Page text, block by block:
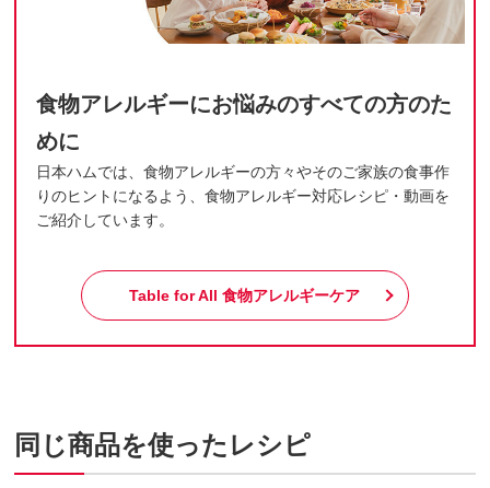
食物アレルギーにお悩みのすべての方のた
めに
日本ハムでは、食物アレルギーの方々やそのご家族の食事作
りのヒントになるよう、食物アレルギー対応レシピ・動画を
ご紹介しています。
Table for All食物アレルギーケア
同じ商品を使ったレシピ